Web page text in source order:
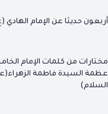
أربعون حديثا عن الإمام الهادي
مختارات من كلمات الإمام
عظمة السيدة فاطمة
السلام)